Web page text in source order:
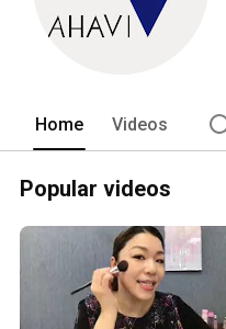
Home Videos
Popular videos